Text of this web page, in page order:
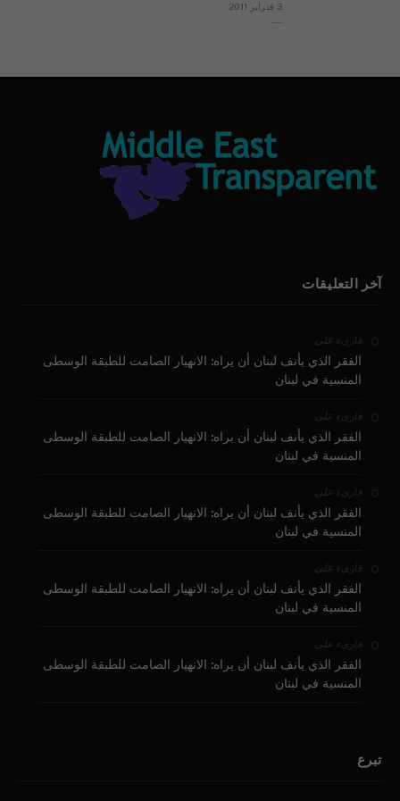
3 فبراير 2011
آخر التعليقات
قارىء على
الفقر الذي يأنف لبنان أن يراه: الانهيار الصامت للطبقة الوسطى
المنسية في لبنان
قارىء على
الفقر الذي يأنف لبنان أن يراه: الانهيار الصامت للطبقة الوسطى
المنسية في لبنان
قارىء على
الفقر الذي يأنف لبنان أن يراه: الانهيار الصامت للطبقة الوسطى
المنسية في لبنان
قارىء على
الفقر الذي يأنف لبنان أن يراه: الانهيار الصامت للطبقة الوسطى
المنسية في لبنان
قارىء على
الفقر الذي يأنف لبنان أن يراه: الانهيار الصامت للطبقة الوسطى
المنسية في لبنان
تبرع